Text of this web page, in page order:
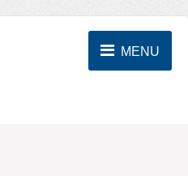
MENU